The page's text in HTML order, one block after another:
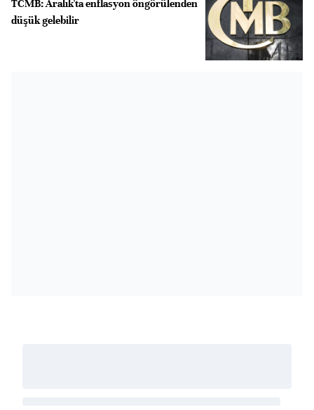
TCMB: Aralık'ta enflasyon öngörülenden
düşük gelebilir